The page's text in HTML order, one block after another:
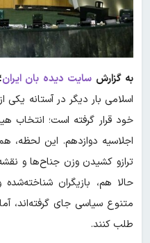
به گزارش سایت دیده بان ایران؛
اسلامی بار دیگر در آستانه
خود قرار گرفته است؛ انتخاب
اجلاسیه دوازدهم. این لحظه،
ترازو کشیدن وزن جناح‌ها و
حالا هم، بازیگران
متنوع سیاسی جای گرفته‌اند،
طلب کنند.